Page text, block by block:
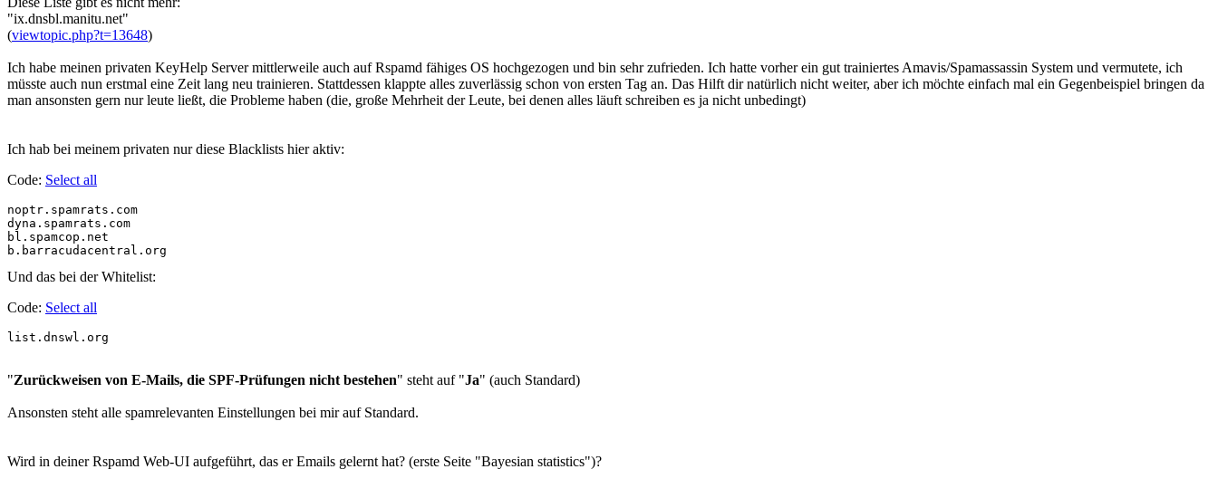
"ix.dnsbl.manitu.net"
(viewtopic.php?t=13648)
Ich habe meinen privaten KeyHelp Server mittlerweile auch auf Rspamd fähiges OS hochgezogen und bin sehr zufrieden. Ich hatte vorher ein gut trainiertes Amavis/Spamassassin System und vermutete, ich
müsste auch nun erstmal eine Zeit lang neu trainieren. Stattdessen klappte alles zuverlässig schon von ersten Tag an. Das Hilft dir natürlich nicht weiter, aber ich möchte einfach mal ein Gegenbeispiel bringen da
man ansonsten gern nur leute ließt, die Probleme haben (die, große Mehrheit der Leute, bei denen alles läuft schreiben es ja nicht unbedingt)
Ich hab bei meinem privaten nur diese Blacklists hier aktiv:
Code: Select all
noptr.spamrats.com
dyna.spamrats.com
bl.spamcop.net
b.barracudacentral.org
Und das bei der Whitelist:
Code: Select all
list.dnswl.org
"Zurückweisen von E-Mails, die SPF-Prüfungen nicht bestehen" steht auf "Ja" (auch Standard)
Ansonsten steht alle spamrelevanten Einstellungen bei mir auf Standard.
Wird in deiner Rspamd Web-UI aufgeführt, das er Emails gelernt hat? (erste Seite "Bayesian statistics")?